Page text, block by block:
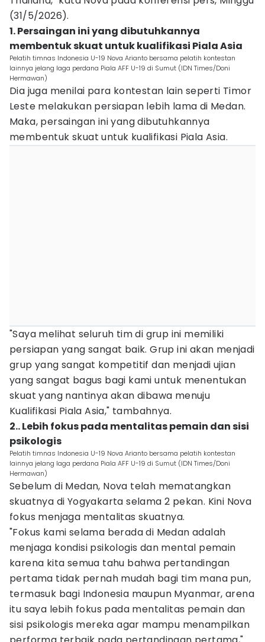
(31/5/2026).
1. Persaingan ini yang dibutuhkannya
membentuk skuat untuk kualifikasi Piala Asia
Pelatih timnas Indonesia U-19 Nova Arianto bersama pelatih kontestan
lainnya jelang laga perdana Piala AFF U-19 di Sumut (IDN Times/Doni
Hermawan)
Dia juga menilai para kontestan lain seperti Timor
Leste melakukan persiapan lebih lama di Medan.
Maka, persaingan ini yang dibutuhkannya
membentuk skuat untuk kualifikasi Piala Asia.
"Saya melihat seluruh tim di grup ini memiliki
persiapan yang sangat baik. Grup ini akan menjadi
grup yang sangat kompetitif dan menjadi ujian
yang sangat bagus bagi kami untuk menentukan
skuat yang nantinya akan dibawa menuju
Kualifikasi Piala Asia," tambahnya.
2.. Lebih fokus pada mentalitas pemain dan sisi
psikologis
Pelatih timnas Indonesia U-19 Nova Arianto bersama pelatih kontestan
lainnya jelang laga perdana Piala AFF U-19 di Sumut (IDN Times/Doni
Hermawan)
Sebelum di Medan, Nova telah mematangkan
skuatnya di Yogyakarta selama 2 pekan. Kini Nova
fokus menjaga mentalitas skuatnya.
"Fokus kami selama berada di Medan adalah
menjaga kondisi psikologis dan mental pemain
karena kita semua tahu bahwa pertandingan
pertama tidak pernah mudah bagi tim mana pun,
termasuk bagi Indonesia maupun Myanmar, arena
itu saya lebih fokus pada mentalitas pemain dan
sisi psikologis mereka agar mampu menampilkan